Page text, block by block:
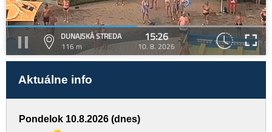
DUNAJSKÁ STREDA
116 m
15:26
10. 8. 2026
Aktuálne info
Pondelok 10.8.2026 (dnes)